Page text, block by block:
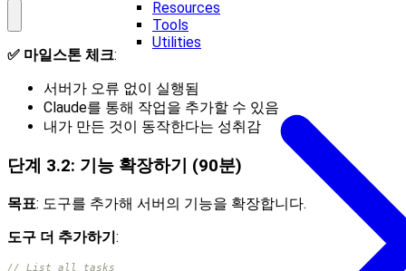
Resources
Tools
Utilities
✅ 마일스톤 체크:
서버가 오류 없이 실행됨
Claude를 통해 작업을 추가할 수 있음
내가 만든 것이 동작한다는 성취감
단계 3.2: 기능 확장하기 (90분)
목표: 도구를 추가해 서버의 기능을 확장합니다.
도구 더 추가하기: